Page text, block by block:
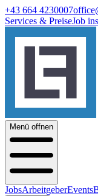
+43 664 4230007
Services & PreiseJob
Menü offnen
JobsArbeitgeberEvents